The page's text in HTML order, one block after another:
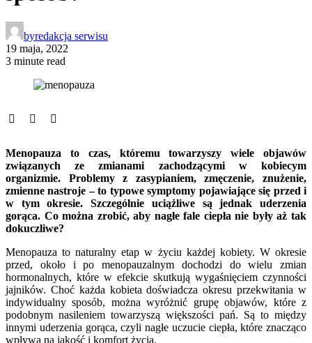
byredakcja serwisu
19 maja, 2022
3 minute read
Menopauza to czas, któremu towarzyszy wiele objawów
związanych ze zmianami zachodzącymi w kobiecym
organizmie. Problemy z zasypianiem, zmęczenie, znużenie,
zmienne nastroje – to typowe symptomy pojawiające się przed i
w tym okresie. Szczególnie uciążliwe są jednak uderzenia
gorąca. Co można zrobić, aby nagłe fale ciepła nie były aż tak
dokuczliwe?
Menopauza to naturalny etap w życiu każdej kobiety. W okresie
przed, około i po menopauzalnym dochodzi do wielu zmian
hormonalnych, które w efekcie skutkują wygaśnięciem czynności
jajników. Choć każda kobieta doświadcza okresu przekwitania w
indywidualny sposób, można wyróżnić grupę objawów, które z
podobnym nasileniem towarzyszą większości pań. Są to między
innymi uderzenia gorąca, czyli nagłe uczucie ciepła, które znacząco
wpływa na jakość i komfort życia.